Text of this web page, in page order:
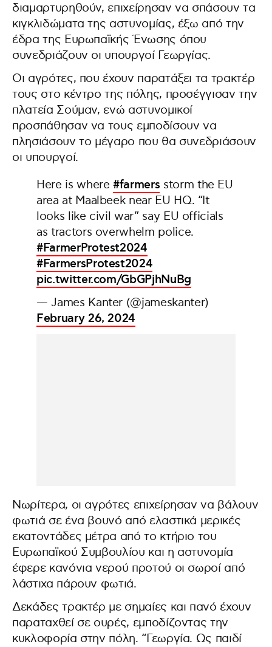
διαμαρτυρηθούν, επιχείρησαν να σπάσουν τα
κιγκλιδώματα της αστυνομίας, έξω από την
έδρα της Ευρωπαϊκής Ένωσης όπου
συνεδριάζουν οι υπουργοί Γεωργίας.
Οι αγρότες, που έχουν παρατάξει τα τρακτέρ
τους στο κέντρο της πόλης, προσέγγισαν την
πλατεία Σούμαν, ενώ αστυνομικοί
προσπάθησαν να τους εμποδίσουν να
πλησιάσουν το μέγαρο που θα συνεδριάσουν
οι υπουργοί.
Here is where#farmers storm the EU
area at Maalbeek near EU HQ. “It
looks like civil war” say EU officials
as tractors overwhelm police.
#FarmerProtest2024
#FarmersProtest2024
pic.twitter.com/GbGPjhNuBg
— James Kanter (@jameskanter)
February 26, 2024
Νωρίτερα, οι αγρότες επιχείρησαν να βάλουν
φωτιά σε ένα βουνό από ελαστικά μερικές
εκατοντάδες μέτρα από το κτήριο του
Ευρωπαϊκού Συμβουλίου και η αστυνομία
έφερε κανόνια νερού προτού οι σωροί από
λάστιχα πάρουν φωτιά.
Δεκάδες τρακτέρ με σημαίες και πανό έχουν
παραταχθεί σε ουρές, εμποδίζοντας την
κυκλοφορία στην πόλη. “Γεωργία. Ως παιδί